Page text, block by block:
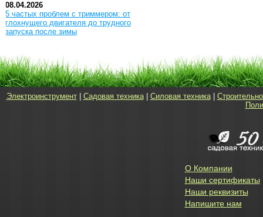
08.04.2026
5 частых проблем с триммером: от
глохнущего двигателя до трудного
запуска после зимы
Электроинструмент| Садовая техника| Силовая техника|
О Компании
Наши сертификаты
Наши реквизиты
Напишите нам